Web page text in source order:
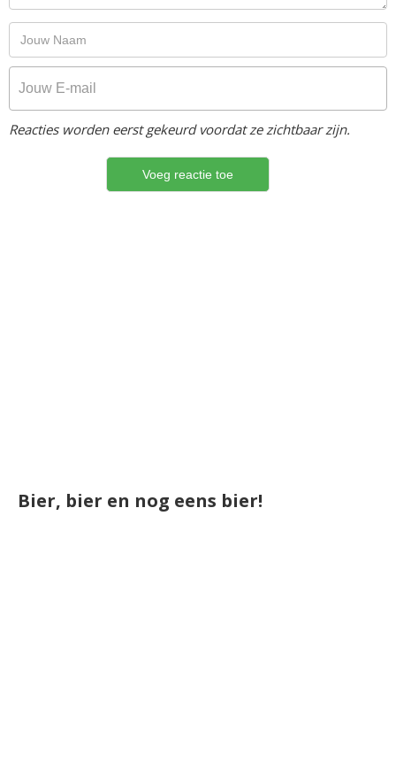
Reacties worden eerst gekeurd voordat ze zichtbaar zijn.
Bier, bier en nog eens bier!